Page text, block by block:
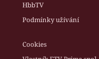
HbbTV
Podmínky užívání
Cookies